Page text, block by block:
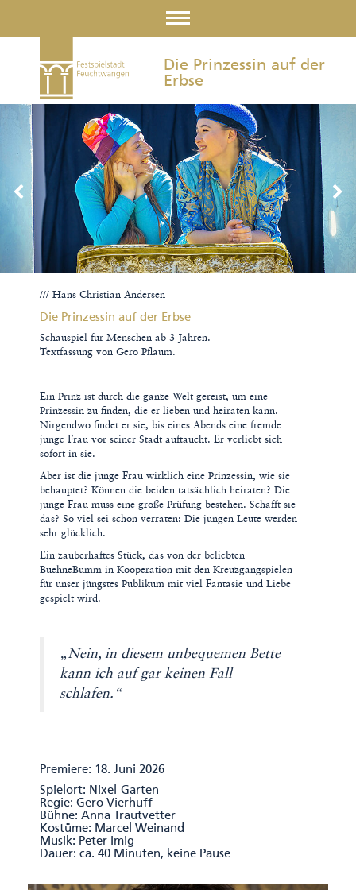
Die Prinzessin auf der
Erbse
/// Hans Christian Andersen
Die Prinzessin auf der Erbse
Schauspiel für Menschen ab 3 Jahren.
Textfassung von Gero Pflaum.
Ein Prinz ist durch die ganze Welt gereist, um eine
Prinzessin zu finden, die er lieben und heiraten kann.
Nirgendwo findet er sie, bis eines Abends eine fremde
junge Frau vor seiner Stadt auftaucht. Er verliebt sich
sofort in sie.
Aber ist die junge Frau wirklich eine Prinzessin, wie sie
behauptet? Können die beiden tatsächlich heiraten? Die
junge Frau muss eine große Prüfung bestehen. Schafft sie
das? So viel sei schon verraten: Die jungen Leute werden
sehr glücklich.
Ein zauberhaftes Stück, das von der beliebten
BuehneBumm in Kooperation mit den Kreuzgangspielen
für unser jüngstes Publikum mit viel Fantasie und Liebe
gespielt wird.
„Nein, in diesem unbequemen Bette
kann ich auf gar keinen Fall
schlafen.“
Premiere: 18. Juni 2026
Spielort: Nixel-Garten
Regie: Gero Vierhuff
Bühne: Anna Trautvetter
Kostüme: Marcel Weinand
Musik: Peter Imig
Dauer: ca. 40 Minuten, keine Pause